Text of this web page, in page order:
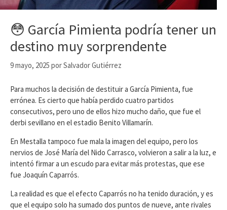
😳 García Pimienta podría tener un
destino muy sorprendente
9 mayo, 2025 porSalvador Gutiérrez
Para muchos la decisión de destituir a García Pimienta, fue
errónea. Es cierto que había perdido cuatro partidos
consecutivos, pero uno de ellos hizo mucho daño, que fue el
derbi sevillano en el estadio Benito Villamarín.
En Mestalla tampoco fue mala la imagen del equipo, pero los
nervios de José María del Nido Carrasco, volvieron a salir a la luz, e
intentó firmar a un escudo para evitar más protestas, que ese
fue Joaquín Caparrós.
La realidad es que el efecto Caparrós no ha tenido duración, y es
que el equipo solo ha sumado dos puntos de nueve, ante rivales